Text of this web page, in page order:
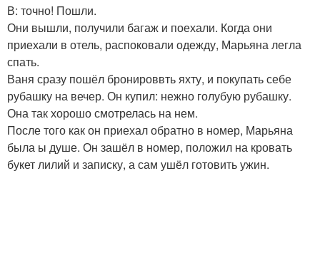
В: точно! Пошли.
Они вышли, получили багаж и поехали. Когда они
приехали в отель, распоковали одежду, Марьяна легла
спать.
Ваня сразу пошёл бронироввть яхту, и покупать себе
рубашку на вечер. Он купил: нежно голубую рубашку.
Она так хорошо смотрелась на нем.
После того как он приехал обратно в номер, Марьяна
была ы душе. Он зашёл в номер, положил на кровать
букет лилий и записку, а сам ушёл готовить ужин.